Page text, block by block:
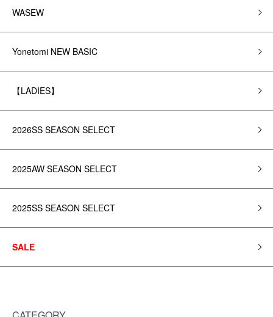
WASEW
Yonetomi NEW BASIC
【LADIES】
2026SS SEASON SELECT
2025AW SEASON SELECT
2025SS SEASON SELECT
SALE